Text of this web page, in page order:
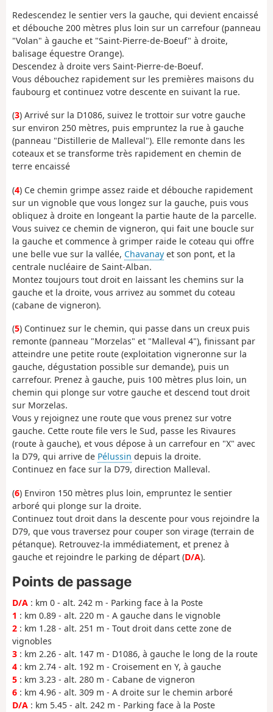
Redescendez le sentier vers la gauche, qui devient encaissé
et débouche 200 mètres plus loin sur un carrefour (panneau
"Volan" à gauche et "Saint-Pierre-de-Boeuf" à droite,
balisage équestre Orange).
Descendez à droite vers Saint-Pierre-de-Boeuf.
Vous débouchez rapidement sur les premières maisons du
faubourg et continuez votre descente en suivant la rue.
(3) Arrivé sur la D1086, suivez le trottoir sur votre gauche
sur environ 250 mètres, puis empruntez la rue à gauche
(panneau "Distillerie de Malleval"). Elle remonte dans les
coteaux et se transforme très rapidement en chemin de
terre encaissé
(4) Ce chemin grimpe assez raide et débouche rapidement
sur un vignoble que vous longez sur la gauche, puis vous
obliquez à droite en longeant la partie haute de la parcelle.
Vous suivez ce chemin de vigneron, qui fait une boucle sur
la gauche et commence à grimper raide le coteau qui offre
une belle vue sur la vallée, Chavanay et son pont, et la
centrale nucléaire de Saint-Alban.
Montez toujours tout droit en laissant les chemins sur la
gauche et la droite, vous arrivez au sommet du coteau
(cabane de vigneron).
(5) Continuez sur le chemin, qui passe dans un creux puis
remonte (panneau "Morzelas" et "Malleval 4"), finissant par
atteindre une petite route (exploitation vigneronne sur la
gauche, dégustation possible sur demande), puis un
carrefour. Prenez à gauche, puis 100 mètres plus loin, un
chemin qui plonge sur votre gauche et descend tout droit
sur Morzelas.
Vous y rejoignez une route que vous prenez sur votre
gauche. Cette route file vers le Sud, passe les Rivaures
(route à gauche), et vous dépose à un carrefour en "X" avec
la D79, qui arrive de Pélussin depuis la droite.
Continuez en face sur la D79, direction Malleval.
(6) Environ 150 mètres plus loin, empruntez le sentier
arboré qui plonge sur la droite.
Continuez tout droit dans la descente pour vous rejoindre la
D79, que vous traversez pour couper son virage (terrain de
pétanque). Retrouvez-la immédiatement, et prenez à
gauche et rejoindre le parking de départ (D/A).
Points de passage
D/A : km 0 - alt. 242 m - Parking face à la Poste
1 : km 0.89 - alt. 220 m - A gauche dans le vignoble
2 : km 1.28 - alt. 251 m - Tout droit dans cette zone de
vignobles
3 : km 2.26 - alt. 147 m - D1086, à gauche le long de la route
4 : km 2.74 - alt. 192 m - Croisement en Y, à gauche
5 : km 3.23 - alt. 280 m - Cabane de vigneron
6 : km 4.96 - alt. 309 m - A droite sur le chemin arboré
D/A : km 5.45 - alt. 242 m - Parking face à la Poste